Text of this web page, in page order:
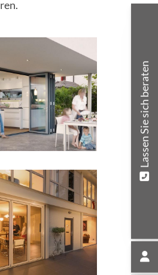
Lassen Sie sich beraten